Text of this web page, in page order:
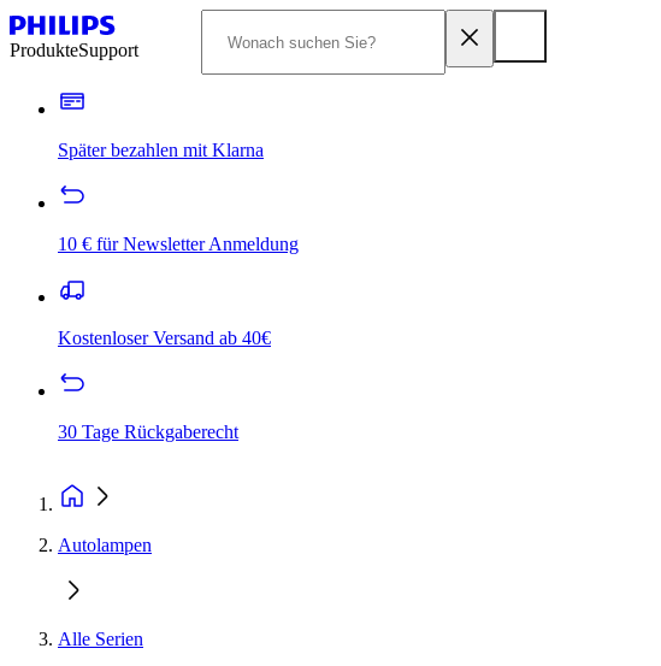
ProdukteSupport
Später bezahlen mit Klarna
10 € für Newsletter Anmeldung
Kostenloser Versand ab 40€
30 Tage Rückgaberecht
Autolampen
Alle Serien